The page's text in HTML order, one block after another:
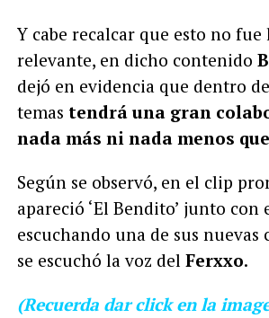
Y cabe recalcar que esto no
relevante, en dicho contenido
dejó en evidencia que dentro
temas tendrá una gran
nada más ni nada menos
Según se observó, en el clip
apareció ‘El Bendito’ junto con
escuchando una de sus nuevas
se escuchó la voz del Ferxxo.
(Recuerda dar click en la